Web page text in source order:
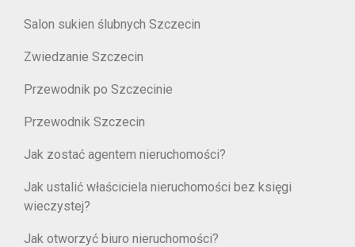
Salon sukien ślubnych Szczecin
Zwiedzanie Szczecin
Przewodnik po Szczecinie
Przewodnik Szczecin
Jak zostać agentem nieruchomości?
Jak ustalić właściciela nieruchomości bez księgi
wieczystej?
Jak otworzyć biuro nieruchomości?